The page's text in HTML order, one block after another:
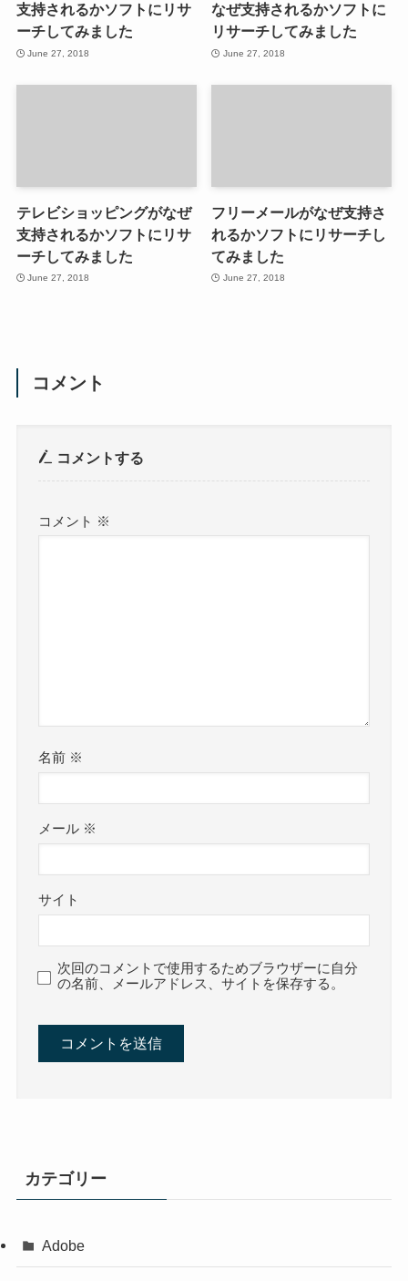
支持されるかソフトにリサ
ーチしてみました
June 27, 2018
なぜ支持されるかソフトに
リサーチしてみました
June 27, 2018
テレビショッピングがなぜ
支持されるかソフトにリサ
ーチしてみました
June 27, 2018
フリーメールがなぜ支持さ
れるかソフトにリサーチし
てみました
June 27, 2018
コメント
コメントする
コメント ※
名前 ※
メール ※
サイト
次回のコメントで使用するためブラウザーに自分
の名前、メールアドレス、サイトを保存する。
カテゴリー
Adobe